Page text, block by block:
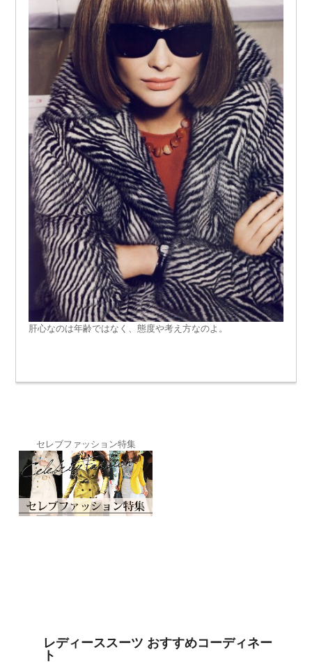
肝心なのは年齢ではなく、態度や考え方なのよ。
セレブファッション特集
レディーススーツ おすすめコーディネー
ト